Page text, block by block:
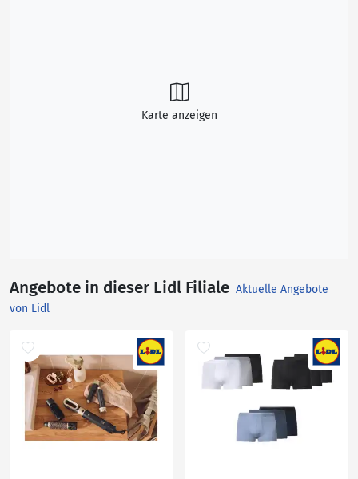
Karte anzeigen
Angebote in dieser Lidl Filiale Aktuelle Angebote
von Lidl